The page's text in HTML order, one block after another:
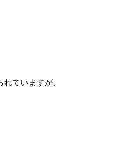
ていますが、